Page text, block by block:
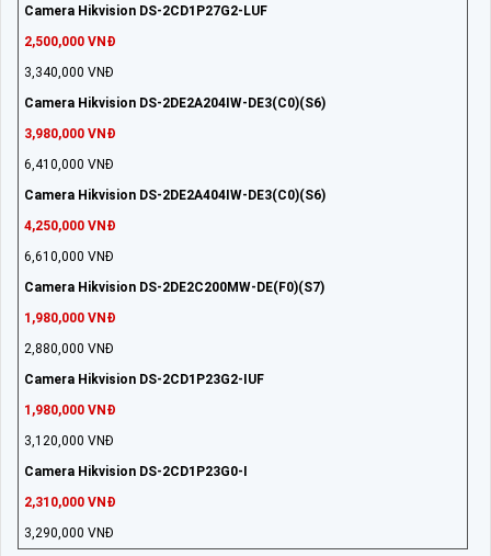
Camera Hikvision DS-2CD1P27G2-LUF
2,500,000 VNĐ
3,340,000 VNĐ
Camera Hikvision DS-2DE2A204IW-DE3(C0)(S6)
3,980,000 VNĐ
6,410,000 VNĐ
Camera Hikvision DS-2DE2A404IW-DE3(C0)(S6)
4,250,000 VNĐ
6,610,000 VNĐ
Camera Hikvision DS-2DE2C200MW-DE(F0)(S7)
1,980,000 VNĐ
2,880,000 VNĐ
Camera Hikvision DS-2CD1P23G2-IUF
1,980,000 VNĐ
3,120,000 VNĐ
Camera Hikvision DS-2CD1P23G0-I
2,310,000 VNĐ
3,290,000 VNĐ